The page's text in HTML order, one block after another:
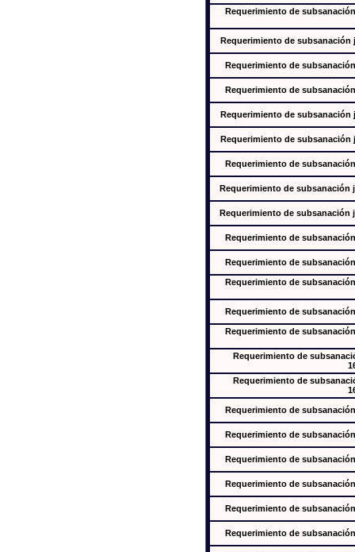
Requerimiento de
Requerimiento de subsanación
Requerimiento de
Requerimiento de
Requerimiento de subsanación
Requerimiento de subsanación
Requerimiento de
Requerimiento de subsanación
Requerimiento de subsanación
Requerimiento de
Requerimiento de
Requerimiento de
Requerimiento de
Requerimiento de
Requerimiento de
Requerimiento de
Requerimiento de
Requerimiento de
Requerimiento de
Requerimiento de
Requerimiento de
Requerimiento de